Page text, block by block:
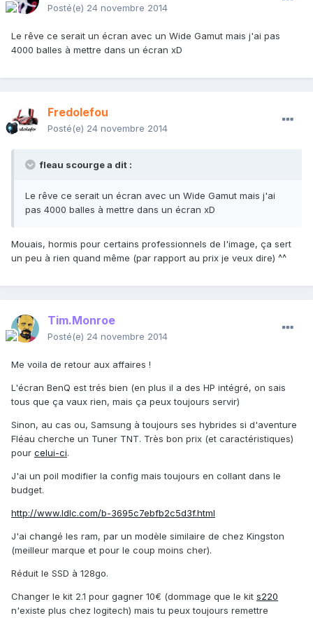
Posté(e) 24 novembre 2014
Le rêve ce serait un écran avec un Wide Gamut mais j'ai pas
4000 balles à mettre dans un écran xD
Fredolefou
Posté(e) 24 novembre 2014
fleau scourge a dit :
Le rêve ce serait un écran avec un Wide Gamut mais j'ai
pas 4000 balles à mettre dans un écran xD
Mouais, hormis pour certains professionnels de l'image, ça sert
un peu à rien quand même (par rapport au prix je veux dire) ^^
Tim.Monroe
Posté(e) 24 novembre 2014
Me voila de retour aux affaires !
L'écran BenQ est trés bien (en plus il a des HP intégré, on sais
tous que ça vaux rien, mais ça peux toujours servir)
Sinon, au cas ou, Samsung à toujours ses hybrides si d'aventure
Fléau cherche un Tuner TNT. Très bon prix (et caractéristiques)
pour celui-ci.
J'ai un poil modifier la config mais toujours en collant dans le
budget.
http://www.ldlc.com/b-3695c7ebfb2c5d3f.html
J'ai changé les ram, par un modèle similaire de chez Kingston
(meilleur marque et pour le coup moins cher).
Réduit le SSD à 128go.
Changer le kit 2.1 pour gagner 10€ (dommage que le kit s220
n'existe plus chez logitech) mais tu peux toujours remettre